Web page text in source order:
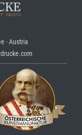
· Austria